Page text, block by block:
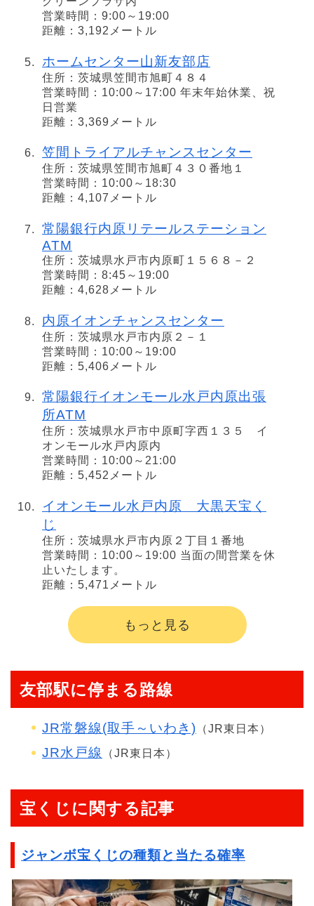
営業時間：9:00～19:00
距離：3,192メートル
ホームセンター山新友部店
住所：茨城県笠間市旭町４８４
営業時間：10:00～17:00 年末年始休業、祝
日営業
距離：3,369メートル
笠間トライアルチャンスセンター
住所：茨城県笠間市旭町４３０番地１
営業時間：10:00～18:30
距離：4,107メートル
常陽銀行内原リテールステーション
ATM
住所：茨城県水戸市内原町１５６８－２
営業時間：8:45～19:00
距離：4,628メートル
内原イオンチャンスセンター
住所：茨城県水戸市内原２－１
営業時間：10:00～19:00
距離：5,406メートル
常陽銀行イオンモール水戸内原出張
所ATM
住所：茨城県水戸市中原町字西１３５ イ
オンモール水戸内原内
営業時間：10:00～21:00
距離：5,452メートル
イオンモール水戸内原 大黒天宝く
じ
住所：茨城県水戸市内原２丁目１番地
営業時間：10:00～19:00 当面の間営業を休
止いたします。
距離：5,471メートル
もっと見る
友部駅に停まる路線
JR常磐線(取手～いわき) （JR東日本）
JR水戸線 （JR東日本）
宝くじに関する記事
ジャンボ宝くじの種類と当たる確率